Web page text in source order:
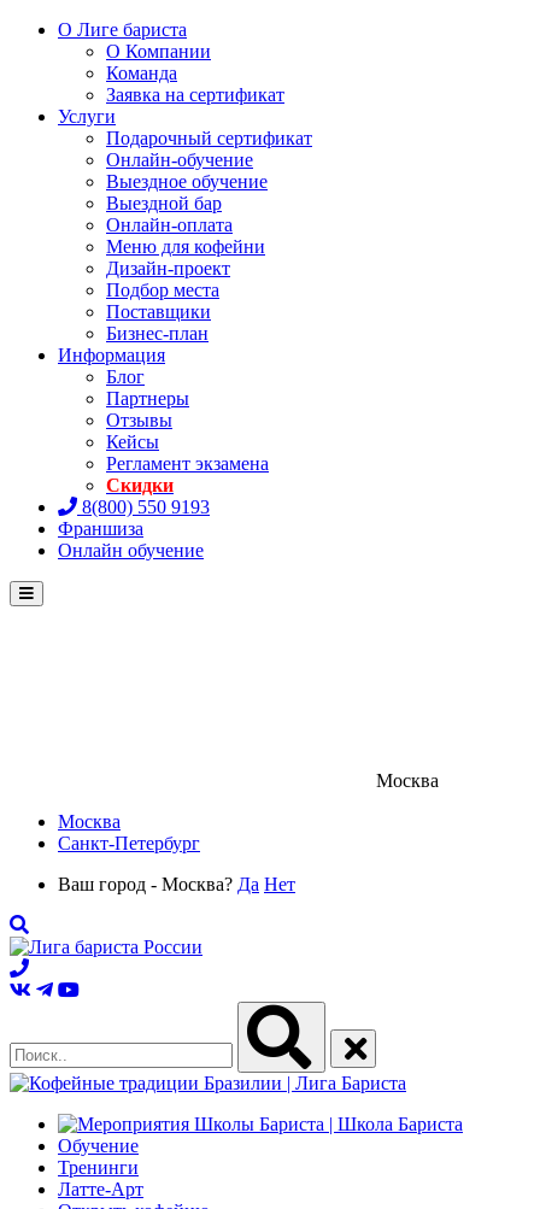
О Лиге бариста
О Компании
Команда
Заявка на сертификат
Услуги
Подарочный сертификат
Онлайн-обучение
Выездное обучение
Выездной бар
Онлайн-оплата
Меню для кофейни
Дизайн-проект
Подбор места
Поставщики
Бизнес-план
Информация
Блог
Партнеры
Отзывы
Кейсы
Регламент экзамена
Скидки
8(800) 550 9193
Франшиза
Онлайн обучение
Menu
Москва
Москва
Санкт-Петербург
Ваш город - Москва? Да Нет
Обучение
Тренинги
Латте-Арт